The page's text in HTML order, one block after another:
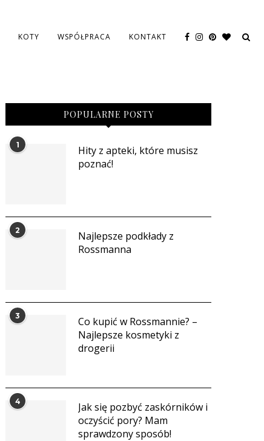
KOTY WSPÓŁPRACA KONTAKT
POPULARNE POSTY
1
Hity z apteki, które musisz
poznać!
2
Najlepsze podkłady z
Rossmanna
3
Co kupić w Rossmannie? –
Najlepsze kosmetyki z
drogerii
4
Jak się pozbyć zaskórników i
oczyścić pory? Mam
sprawdzony sposób!